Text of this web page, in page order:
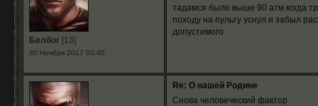
Белбог[13]
30 Ноября 2017 03:45
тадамся было выше 90 атм когда
походу на пульту уснул и забыл
допустимого
Re: О нашей Родине
Снова человеческий фактор